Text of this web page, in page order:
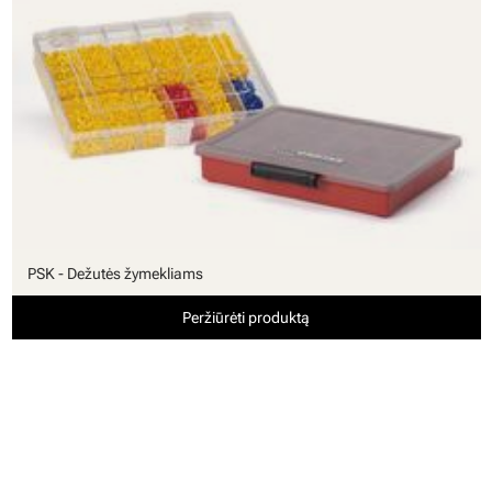
PSK - Dežutės žymekliams
Peržiūrėti produktą